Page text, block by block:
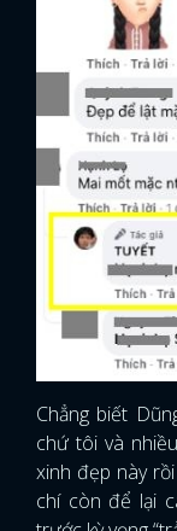
Chẳng biết
chứ tôi và
xinh đẹp này
chí còn để lại